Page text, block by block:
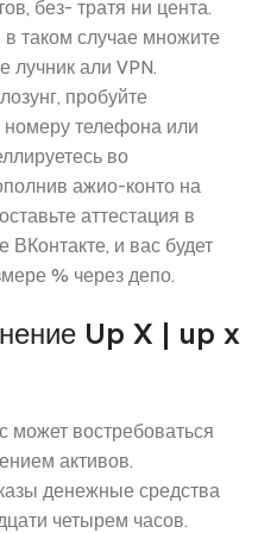
без- тратя ни цента.
в таком случае множите
лучник али VPN.
пробуйте
телефона или
во
ажио-конто на
аттестация в
и вас будет
% через депо.
Up X | up x
может востребоваться
активов.
денежные средства
четырем часов.